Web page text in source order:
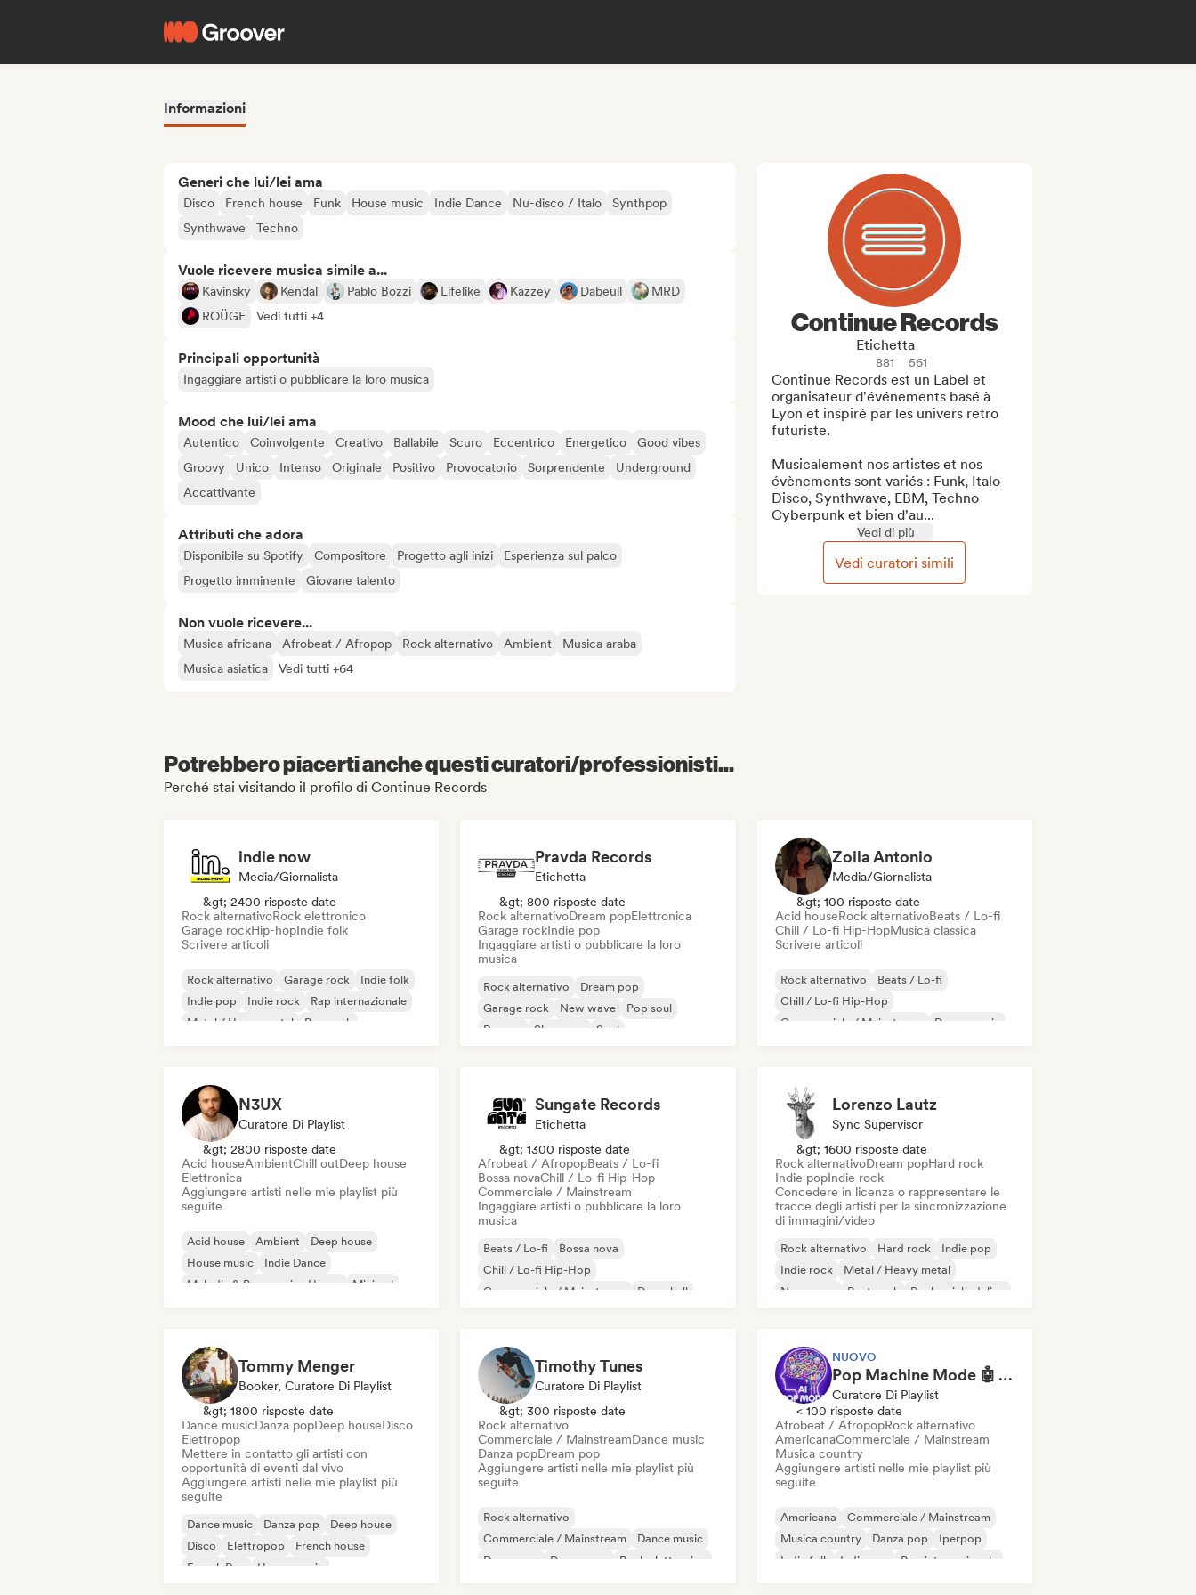
Informazioni
Generi che lui/lei ama
Disco French house Funk House music Indie Dance Nu-disco / Italo
Synthpop
Synthwave
Techno
Vuole ricevere musica simile a...
Kavinsky Kendal Pablo Bozzi Lifelike Kazzey Dabeull
MRD
ROÜGE
Vedi tutti +4
Principali opportunità
Ingaggiare artisti o pubblicare la loro musica
Mood che lui/lei ama
Autentico Coinvolgente Creativo Ballabile Scuro Eccentrico Energetico
Good vibes
Groovy
Unico Intenso Originale Positivo Provocatorio Sorprendente
Underground
Accattivante
Attributi che adora
Disponibile su Spotify Compositore Progetto agli inizi
Esperienza sul palco
Progetto imminente
Giovane talento
Non vuole ricevere...
Musica africana Afrobeat / Afropop Rock alternativo Ambient
Musica araba
Musica asiatica
Vedi tutti +64
Continue Records
Etichetta
881 561
Continue Records est un Label et
organisateur d'événements basé à
Lyon et inspiré par les univers retro
futuriste.
Musicalement nos artistes et nos
évènements sont variés : Funk, Italo
Disco, Synthwave, EBM, Techno
Cyberpunk et bien d'au...
Vedi di più
Vedi curatori simili
Potrebbero piacerti anche questi curatori/professionisti...
Perché stai visitando il profilo di Continue Records
indie now
Media/Giornalista
&gt; 2400 risposte date
Rock alternativoRock elettronico
Garage rockHip-hopIndie folk
Scrivere articoli
Rock alternativo Garage rock
Indie folk
Indie pop
Indie rock
Rap internazionale
Metal / Heavy metal
Pop rock
Pravda Records
Etichetta
&gt; 800 risposte date
Rock alternativoDream popElettronica
Garage rockIndie pop
Ingaggiare artisti o pubblicare la loro
musica
Rock alternativo
Dream pop
Garage rock
New wave
Pop soul
Reggae
Shoegaze Soul
Zoila Antonio
Media/Giornalista
&gt; 100 risposte date
Acid houseRock alternativoBeats / Lo-fi
Chill / Lo-fi Hip-HopMusica classica
Scrivere articoli
Rock alternativo
Beats / Lo-fi
Chill / Lo-fi Hip-Hop
Commerciale / Mainstream
Dance music
N3UX
Curatore Di Playlist
&gt; 2800 risposte date
Acid houseAmbientChill outDeep house
Elettronica
Aggiungere artisti nelle mie playlist più
seguite
Acid house Ambient
Deep house
House music
Indie Dance
Melodic & Progressive House
Minimal
Sungate Records
Etichetta
&gt; 1300 risposte date
Afrobeat / AfropopBeats / Lo-fi
Bossa novaChill / Lo-fi Hip-Hop
Commerciale / Mainstream
Ingaggiare artisti o pubblicare la loro
musica
Beats / Lo-fi
Bossa nova
Chill / Lo-fi Hip-Hop
Commerciale / Mainstream
Dancehall
Lorenzo Lautz
Sync Supervisor
&gt; 1600 risposte date
Rock alternativoDream popHard rock
Indie popIndie rock
Concedere in licenza o rappresentare le
tracce degli artisti per la sincronizzazione
di immagini/video
Rock alternativo Hard rock
Indie pop
Indie rock
Metal / Heavy metal
New wave
Post punk Rock psichedelico
Tommy Menger
Booker, Curatore Di Playlist
&gt; 1800 risposte date
Dance musicDanza popDeep houseDisco
Elettropop
Mettere in contatto gli artisti con
opportunità di eventi dal vivo
Aggiungere artisti nelle mie playlist più
seguite
Dance music Danza pop
Deep house
Disco
Elettropop
French house
French Pop
House music
Timothy Tunes
Curatore Di Playlist
&gt; 300 risposte date
Rock alternativo
Commerciale / MainstreamDance music
Danza popDream pop
Aggiungere artisti nelle mie playlist più
seguite
Rock alternativo
Commerciale / Mainstream
Dance music
Danza pop
Dream pop
Rock elettronico
NUOVO
Pop Machine Mode 🤖 AI Music, Indie Pop & Dream Pop
Curatore Di Playlist
< 100 risposte date
Afrobeat / AfropopRock alternativo
AmericanaCommerciale / Mainstream
Musica country
Aggiungere artisti nelle mie playlist più
seguite
Americana
Commerciale / Mainstream
Musica country
Danza pop
Iperpop
Indie folk
Indie pop Pop internazionale